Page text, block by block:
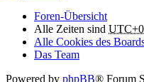
Foren-Übersicht
Alle Zeiten sind
Alle Cookies des
Das Team
Powered by phpBB® Forum